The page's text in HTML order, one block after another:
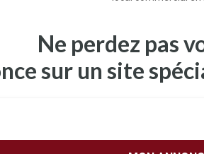
Ne perdez pas
sur un site